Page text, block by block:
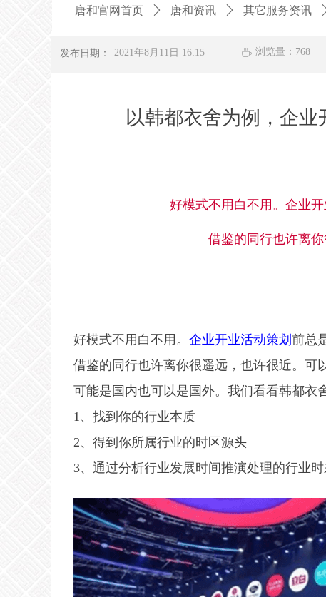
以韩都衣舍为例，企
好模式不用白不用。 企业开业活动策划 前总
借鉴的同行也许离你很遥远，也许很近。可
可能是国内也可以是国外。我们看看韩都衣
1、找到你的行业本质
2、得到你所属行业的时区源头
3、通过分析行业发展时间推演处理的行业时
2021年8月11日 16:15 ꄘ 浏览量： 768
发布日期：
好模式不用白不用。企业
借鉴的同行也许离
唐和官网首页 ꄲ 唐和资讯 ꄲ 其它服务资讯